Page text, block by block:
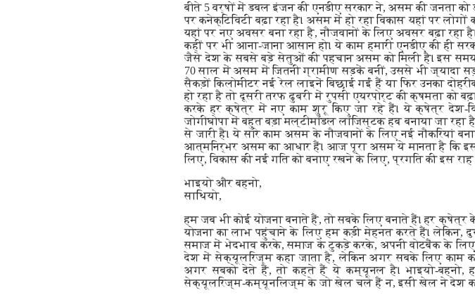
बीते 5 वर्षों में डबल इंजन की एनडीए सरकार ने, असम की जनता को
पर कनेक्टिविटी बढ़ा रहा है। असम में हो रहा विकास यहां पर
यहां पर नए अवसर बना रहा है, नौजवानों के लिए अवसर बढ़ा
कहीं पर भी आना-जाना आसान हो। ये काम हमारी एनडीए की ही
जैसे देश के सबसे बड़े सेतुओं की पहचान असम को मिली है। इस
70 साल में असम में जितनी ग्रामीण सड़कें बनीं, उससे भी ज्यादा
सैकड़ों किलोमीटर नई रेल लाइनें बिछाई गईं हैं या फिर उनका
हो रहा है तो दूसरी तरफ ढुबरी में रुपसी एयरपोर्ट की क्षमता को
करके हर क्षेत्र में नए काम शुरू किए जा रहे हैं। ये क्षेत्र देश-
जोगीघोपा में बहुत बड़ा मल्टीमॉडल लॉजिस्टक हब बनाया जा रहा
से जारी है। ये सारे काम असम के नौजवानों के लिए नई नौकरियां
आत्मनिर्भर असम का आधार हैं। आज पूरा असम ये मानता है कि
लिए, विकास की नई गति को बनाए रखने के लिए, प्रगति की इस
भाइयो और बहनो,
साथियो,
हम जब भी कोई योजना बनाते हैं, तो सबके लिए बनाते हैं। हर क्षेत्र
योजना का लाभ पहुंचाने के लिए हम कड़ी मेहनत करते हैं।
समाज में भेदभाव करके, समाज के टुकड़े करके, अपनी वोटबैंक के
देश में सेक्यूलरिज्म कहा जाता है, लेकिन अगर सबके लिए काम
अगर सबको देते हैं, तो कहते हैं ये कम्यूनल है। भाइयो-बहनो,
सेक्यूलरिज्म-कम्यूनलिज्म के जो खेल चले हैं न, इसी खेल ने देश का